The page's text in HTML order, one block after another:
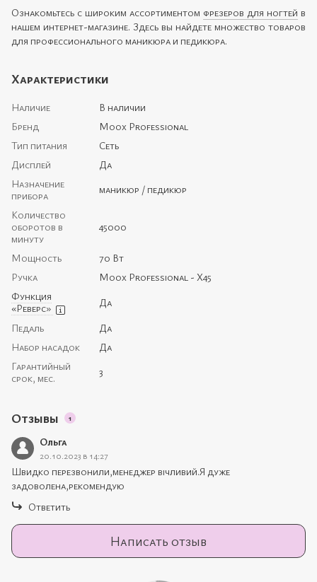
Ознакомьтесь с широким ассортиментом фрезеров для ногтей в
нашем интернет-магазине. Здесь вы найдете множество товаров
для профессионального маникюра и педикюра.
Характеристики
Наличие
В наличии
Бренд
Moox Professional
Тип питания
Сеть
Дисплей
Да
Назначение
прибора
маникюр / педикюр
Количество
оборотов в
минуту
45000
Мощность
70 Вт
Ручка
Moox Professional - X45
Функция
«Реверс»
Да
Педаль
Да
Набор насадок
Да
Гарантийный
срок, мес.
3
Отзывы 1
Ольга
20.10.2023 в 14:27
Швидко перезвонили,менеджер вічливий.Я дуже
задоволена,рекомендую
Ответить
Написать отзыв